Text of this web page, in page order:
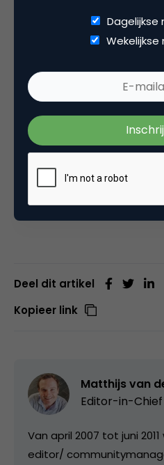
WUA Global·DEM2021 –
“Combineer gezond
valideren!”
Dit interview is ook
Deel dit artikel
Kopieer link
Matthijs van
Editor-in-Chief
Van april 2007 tot juni
editor/
Dagelijkse
Wekelijkse